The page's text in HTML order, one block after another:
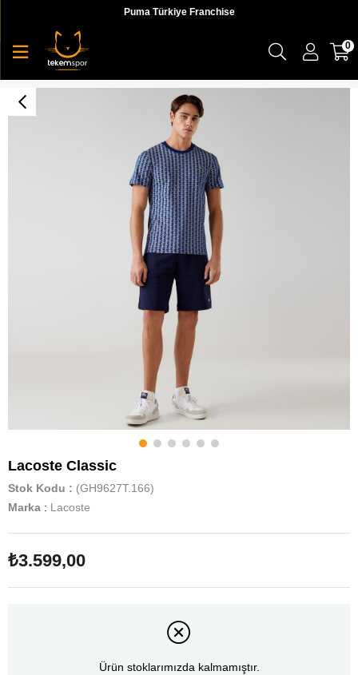
Puma Türkiye Franchise
0
Lacoste Classic
Stok Kodu
(GH9627T.166)
Marka : Lacoste
₺3.599,00
Ürün stoklarımızda kalmamıştır.